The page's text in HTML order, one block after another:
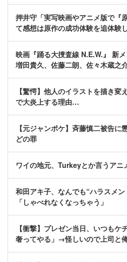
押井守「実写映画やアニメ版で『
て感想は原作の成功体験を追体験
映画『踊る大捜査線 N.E.W.』 新
増田貴久、佐藤二朗、佐々木蔵之
【驚愕】他人のイラストを描き変
で大炎上する理由…
【元ジャンポケ】斉藤慎二被告に
どの罪
ワイの地元、Turkeyとか言うアニ
和田アキ子、なんでも“ハラスメ
「しゃべれなくなっちゃう」
【衝撃】プレゼン当日、いつもケ
奢ってやる」→怪しいので上司と